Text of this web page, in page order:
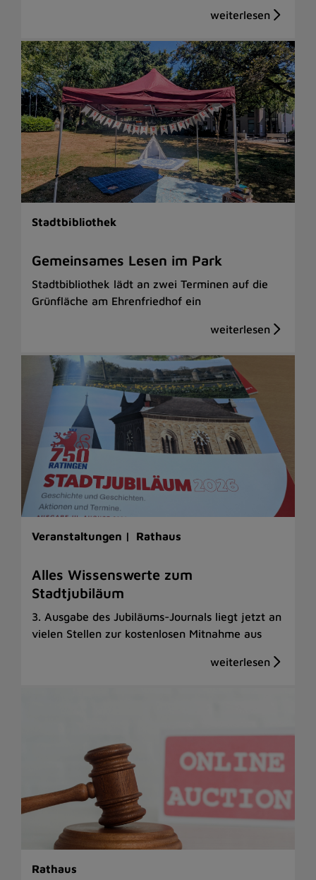
Stadtbibliothek
Gemeinsames Lesen im Park
Stadtbibliothek lädt an zwei Terminen auf die
Grünfläche am Ehrenfriedhof ein
Veranstaltungen | Rathaus
Alles Wissenswerte zum
Stadtjubiläum
3. Ausgabe des Jubiläums-Journals liegt jetzt an
vielen Stellen zur kostenlosen Mitnahme aus
Rathaus